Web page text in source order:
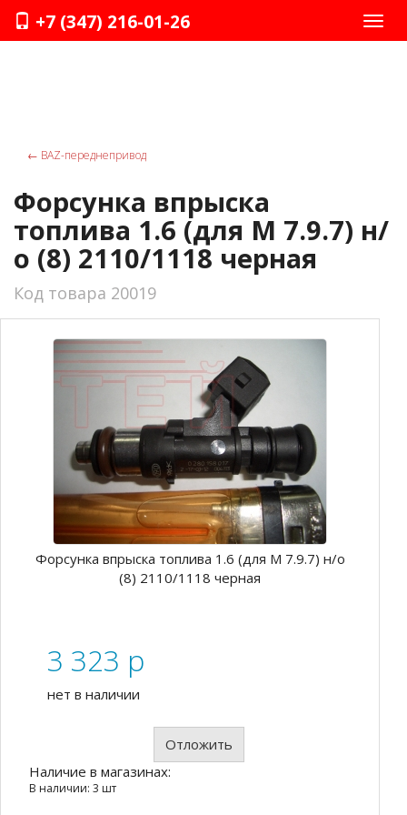
+7 (347) 216-01-26
← ВАZ-переднепривод
Форсунка впрыска
топлива 1.6 (для М 7.9.7) н/
о (8) 2110/1118 черная
Код товара 20019
Форсунка впрыска топлива 1.6 (для М 7.9.7) н/о
(8) 2110/1118 черная
3 323 p
нет в наличии
Отложить
Наличие в магазинах:
В наличии: 3 шт